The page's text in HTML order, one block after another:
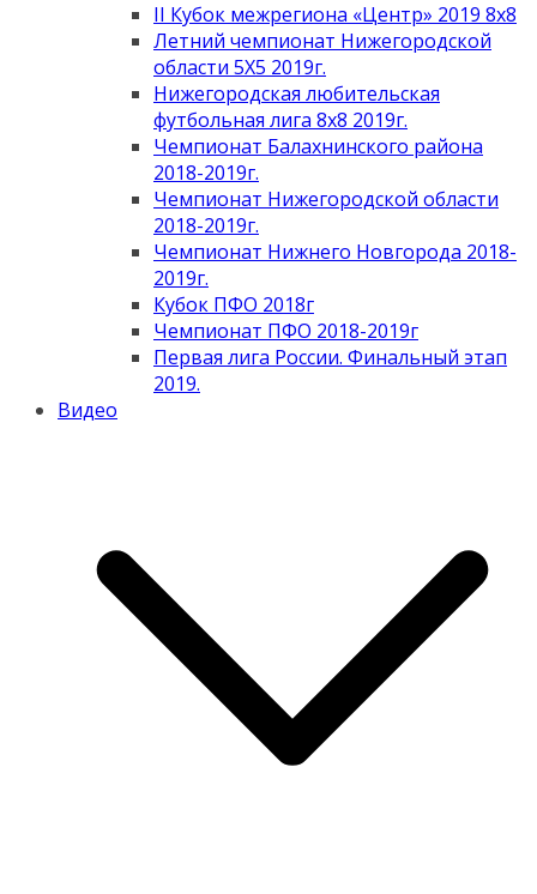
II Кубок межрегиона «Центр» 2019 8х8
Летний чемпионат Нижегородской
области 5Х5 2019г.
Нижегородская любительская
футбольная лига 8х8 2019г.
Чемпионат Балахнинского района
2018-2019г.
Чемпионат Нижегородской области
2018-2019г.
Чемпионат Нижнего Новгорода 2018-
2019г.
Кубок ПФО 2018г
Чемпионат ПФО 2018-2019г
Первая лига России. Финальный этап
2019.
Видео